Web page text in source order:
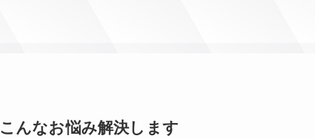
こんなお悩み解決します